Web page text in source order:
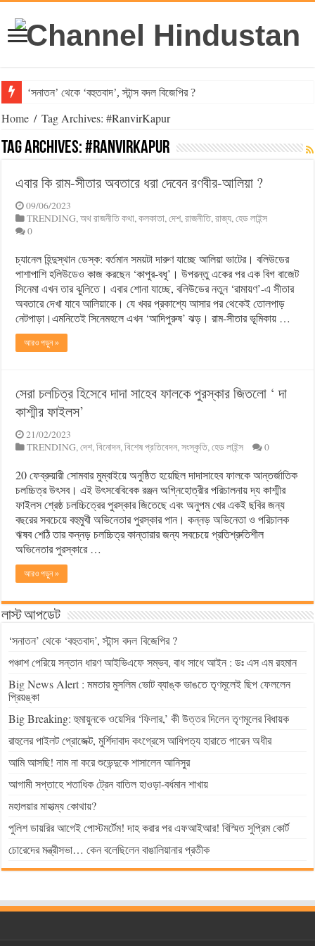
‘সনাতন’ থেকে ‘বহুতবাদ’, স্টান্স বদল বিজেপির ?
Home / Tag Archives: #RanvirKapur
Tag Archives:#RanvirKapur
এবার কি রাম-সীতার অবতারে ধরা দেবেন রণবীর-আলিয়া ?
09/06/2023
TRENDING,অথ রাজনীতি কথা,কলকাতা,দেশ,রাজনীতি,রাজ্য,হেড লাইন্স
0
চ্যানেল হিন্দুস্থান ডেস্ক: বর্তমান সময়টা দারুণ যাচ্ছে আলিয়া ভাটের। বলিউডের
পাশাপাশি হলিউডেও কাজ করছেন ‘কাপুর-বধূ’। উপরন্তু একের পর এক বিগ বাজেট
সিনেমা এখন তার ঝুলিতে। এবার শোনা যাচ্ছে, বলিউডের নতুন ‘রামায়ণ’-এ সীতার
অবতারে দেখা যাবে আলিয়াকে। যে খবর প্রকাশ্যে আসার পর থেকেই তোলপাড়
নেটপাড়া।এমনিতেই সিনেমহলে এখন ‘আদিপুরুষ’ ঝড়। রাম-সীতার ভূমিকায় …
আরও পড়ুন »
সেরা চলচিত্র হিসেবে দাদা সাহেব ফালকে পুরস্কার জিতলো ‘ দা
কাশ্মীর ফাইলস’
21/02/2023
TRENDING,দেশ,বিনোদন,বিশেষ প্রতিবেদন,সংস্কৃতি,হেড লাইন্স 0
20 ফেব্রুয়ারী সোমবার মুম্বাইয়ে অনুষ্ঠিত হয়েছিল দাদাসাহেব ফালকে আন্তর্জাতিক
চলচ্চিত্র উৎসব। এই উৎসবেবিবেক রঞ্জন অগ্নিহোত্রীর পরিচালনায় দ্য কাশ্মীর
ফাইলস শ্রেষ্ঠ চলচ্চিত্রের পুরস্কার জিতেছে এবং অনুপম খের একই ছবির জন্য
বছরের সবচেয়ে বহুমুখী অভিনেতার পুরস্কার পান। কন্নড় অভিনেতা ও পরিচালক
ঋষব শেঠি তার কন্নড় চলচ্চিত্র কান্তারার জন্য সবচেয়ে প্রতিশ্রুতিশীল
অভিনেতার পুরস্কারে …
আরও পড়ুন »
লাস্ট আপডেট
‘সনাতন’ থেকে ‘বহুতবাদ’, স্টান্স বদল বিজেপির ?
পঞ্চাশ পেরিয়ে সন্তান ধারণ আইভিএফে সম্ভব, বাধ সাধে আইন : ডঃ এস এম রহমান
Big News Alert : মমতার মুসলিম ভোট ব্যাঙ্ক ভাঙতে তৃণমূলেই ছিপ ফেললেন
প্রিয়ঙ্কা
Big Breaking: হুমায়ুনকে ওয়েসির ‘ফিলার,’ কী উত্তর দিলেন তৃণমূলের বিধায়ক
রাহুলের পাইলট প্রোজেক্ট, মুর্শিদাবাদ কংগ্রেসে আধিপত্য হারাতে পারেন অধীর
আমি আসছি! নাম না করে শুভেন্দুকে শাসালেন আনিসুর
আগামী সপ্তাহে শতাধিক ট্রেন বাতিল হাওড়া-বর্ধমান শাখায়
মহালয়ার মাহাত্ম্য কোথায়?
পুলিশ ডায়রির আগেই পোস্টমর্টেম! দাহ করার পর এফআইআর! বিস্মিত সুপ্রিম কোর্ট
চোরেদের মন্ত্রীসভা… কেন বলেছিলেন বাঙালিয়ানার প্রতীক